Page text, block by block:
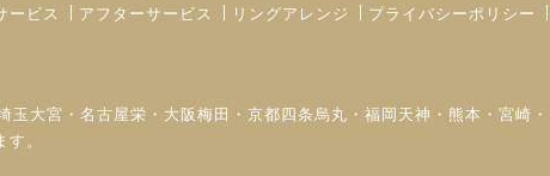
ービス アフターサービス リングアレンジ
プライバシーポリシー
大宮・名古屋栄・大阪梅田・京都四条烏丸・福岡天神・熊本・宮崎・
。